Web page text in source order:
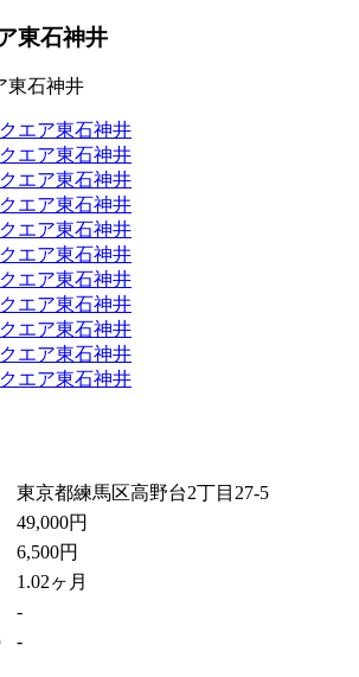
東石神井
東京都練馬区高野台2丁目27-5
49,000円
6,500円
1.02ヶ月
-
-